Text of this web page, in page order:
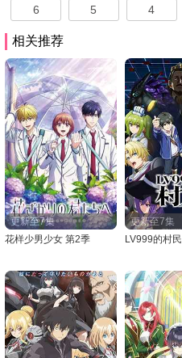
6 5 4
相关推荐
更新至7集
花样少男少女 第2季
更新至7集
LV999的村民